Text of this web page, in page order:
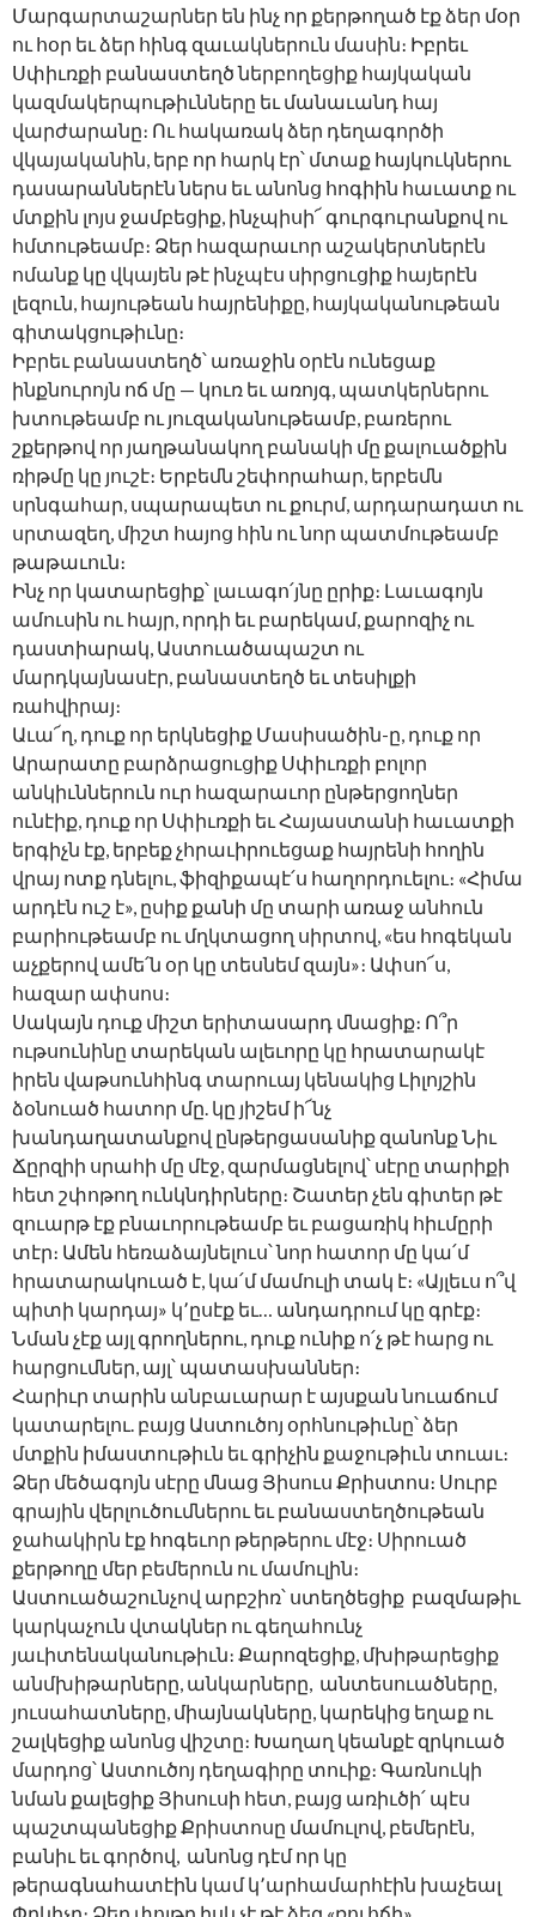
Մարգարտաշարներ են ինչ որ քերթողած էք ձեր մօր
ու հօր եւ ձեր հինգ զաւակներուն մասին։ Իբրեւ
Սփիւռքի բանաստեղծ ներբողեցիք հայկական
կազմակերպութիւնները եւ մանաւանդ հայ
վարժարանը։ Ու հակառակ ձեր դեղագործի
վկայականին, երբ որ հարկ էր՝ մտաք հայկուկներու
դասարաններէն ներս եւ անոնց հոգիին հաւատք ու
մտքին լոյս ջամբեցիք, ինչպիսի՜ գուրգուրանքով ու
հմտութեամբ։ Ձեր հազարաւոր աշակերտներէն
ոմանք կը վկայեն թէ ինչպէս սիրցուցիք հայերէն
լեզուն, հայութեան հայրենիքը, հայկականութեան
գիտակցութիւնը։
Իբրեւ բանաստեղծ՝ առաջին օրէն ունեցաք
ինքնուրոյն ոճ մը — կուռ եւ առոյգ, պատկերներու
խտութեամբ ու յուզականութեամբ, բառերու
շքերթով որ յաղթանակող բանակի մը քալուածքին
ռիթմը կը յուշէ։ Երբեմն շեփորահար, երբեմն
սրնգահար, սպարապետ ու քուրմ, արդարադատ ու
սրտազեղ, միշտ հայոց հին ու նոր պատմութեամբ
թաթաւուն։
Ինչ որ կատարեցիք՝ լաւագո՛յնը ըրիք։ Լաւագոյն
ամուսին ու հայր, որդի եւ բարեկամ, քարոզիչ ու
դաստիարակ, Աստուածապաշտ ու
մարդկայնասէր, բանաստեղծ եւ տեսիլքի
ռահվիրայ։
Աւա՜ղ, դուք որ երկնեցիք Մասիսածին-ը, դուք որ
Արարատը բարձրացուցիք Սփիւռքի բոլոր
անկիւններուն ուր հազարաւոր ընթերցողներ
ունէիք, դուք որ Սփիւռքի եւ Հայաստանի հաւատքի
երգիչն էք, երբեք չհրաւիրուեցաք հայրենի հողին
վրայ ոտք դնելու, ֆիզիքապէ՛ս հաղորդուելու։ «Հիմա
արդէն ուշ է», ըսիք քանի մը տարի առաջ անհուն
բարիութեամբ ու մղկտացող սիրտով, «ես հոգեկան
աչքերով ամե՛ն օր կը տեսնեմ զայն»։ Ափսո՜ս,
հազար ափսոս։
Սակայն դուք միշտ երիտասարդ մնացիք։ Ո՞ր
ութսունինը տարեկան ալեւորը կը հրատարակէ
իրեն վաթսունհինգ տարուայ կենակից Լիլոյշին
ձօնուած հատոր մը. կը յիշեմ ի՜նչ
խանդաղատանքով ընթերցասանիք զանոնք Նիւ
Ճըրզիի սրահի մը մէջ, զարմացնելով՝ սէրը տարիքի
հետ շփոթող ունկնդիրները։ Շատեր չեն գիտեր թէ
զուարթ էք բնաւորութեամբ եւ բացառիկ հիւմըրի
տէր։ Ամեն հեռաձայնելուս՝ նոր հատոր մը կա՛մ
հրատարակուած է, կա՛մ մամուլի տակ է։ «Այլեւս ո՞վ
պիտի կարդայ» կ՚ըսէք եւ… անդադրում կը գրէք։
Նման չէք այլ գրողներու, դուք ունիք ո՛չ թէ հարց ու
հարցումներ, այլ՝ պատասխաններ։
Հարիւր տարին անբաւարար է այսքան նուաճում
կատարելու. բայց Աստուծոյ օրհնութիւնը՝ ձեր
մտքին իմաստութիւն եւ գրիչին քաջութիւն տուաւ։
Ձեր մեծագոյն սէրը մնաց Յիսուս Քրիստոս։ Սուրբ
գրային վերլուծումներու եւ բանաստեղծութեան
ջահակիրն էք հոգեւոր թերթերու մէջ։ Սիրուած
քերթողը մեր բեմերուն ու մամուլին։
Աստուածաշունչով արբշիռ՝ ստեղծեցիք բազմաթիւ
կարկաչուն վտակներ ու գեղահունչ
յաւիտենականութիւն։ Քարոզեցիք, մխիթարեցիք
անմխիթարները, անկարները, անտեսուածները,
յուսահատները, միայնակները, կարեկից եղաք ու
շալկեցիք անոնց վիշտը։ Խաղաղ կեանքէ զրկուած
մարդոց՝ Աստուծոյ դեղագիրը տուիք։ Գառնուկի
նման քալեցիք Յիսուսի հետ, բայց առիւծի՛ պէս
պաշտպանեցիք Քրիստոսը մամուլով, բեմերէն,
բանիւ եւ գործով, անոնց դէմ որ կը
թերագնահատէին կամ կ՚արհամարհէին խաչեալ